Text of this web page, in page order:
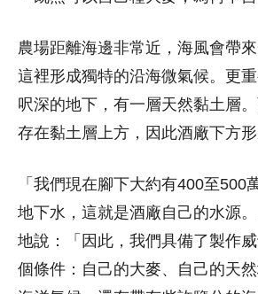
農場距離海邊非常近，海風會帶
這裡形成獨特的沿海微氣候。更
呎深的地下，有一層天然黏土層
存在黏土層上方，因此酒廠下方形
「我們現在腳下大約有400至500
地下水，這就是酒廠自己的水源
地說：「因此，我們具備了製作
個條件：自己的大麥、自己的天